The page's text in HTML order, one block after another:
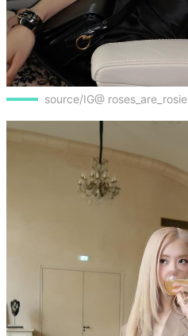
source/IG@ roses_are_rosie